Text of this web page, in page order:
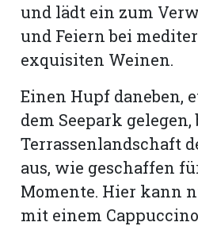
und lädt ein zum
und Feiern bei
exquisiten Weinen.
Einen Hupf daneben,
dem Seepark
Terrassenlandschaft
aus, wie geschaffen
Momente. Hier kann
mit einem